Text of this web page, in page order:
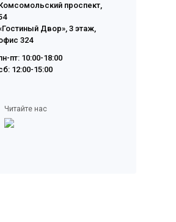
проспект,
Двор», 3 этаж,
324
пт: 10:00-18:00
12:00-15:00
Читайте нас